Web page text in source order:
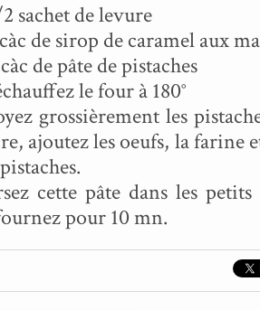
sachet de levure
de sirop de caramel aux
de pâte de pistaches
le four à 180°
grossièrement les
ajoutez les oeufs, la farine
cette pâte dans les
pour 10 mn.